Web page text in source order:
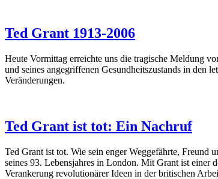
Ted Grant 1913-2006
Heute Vormittag erreichte uns die tragische Meldung
und seines angegriffenen Gesundheitszustands in den
Veränderungen.
Ted Grant ist tot: Ein Nachruf
Ted Grant ist tot. Wie sein enger Weggefährte, Freund
seines 93. Lebensjahres in London. Mit Grant ist einer
Verankerung revolutionärer Ideen in der britischen